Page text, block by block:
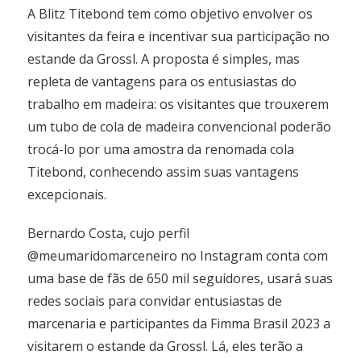
A Blitz Titebond tem como objetivo envolver os
visitantes da feira e incentivar sua participação no
estande da Grossl. A proposta é simples, mas
repleta de vantagens para os entusiastas do
trabalho em madeira: os visitantes que trouxerem
um tubo de cola de madeira convencional poderão
trocá-lo por uma amostra da renomada cola
Titebond, conhecendo assim suas vantagens
excepcionais.
Bernardo Costa, cujo perfil
@meumaridomarceneiro no Instagram conta com
uma base de fãs de 650 mil seguidores, usará suas
redes sociais para convidar entusiastas de
marcenaria e participantes da Fimma Brasil 2023 a
visitarem o estande da Grossl. Lá, eles terão a